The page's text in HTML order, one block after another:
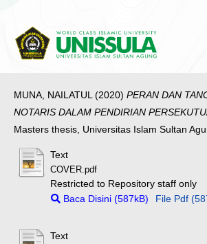
MUNA, NAILATUL(2020) PERAN DAN
NOTARIS DALAM PENDIRIAN
Masters thesis, Universitas Islam Sultan
Text
COVER.pdf
Restricted to Repository staff only
Baca Disini (587kB)
File Pdf
Text